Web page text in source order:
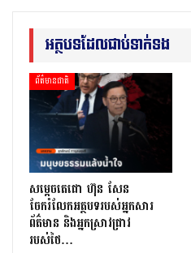
អត្ថបទដែលជាប់ទាក់ទង
ព័ត៌មានជាតិ
សម្តេចតេជោ ហ៊ុន សែន
ចែករំលែកអត្ថបទរបស់អ្នកសារ
ព័ត៌មាន និងអ្នកស្រាវជ្រាវ
របស់ថៃ…